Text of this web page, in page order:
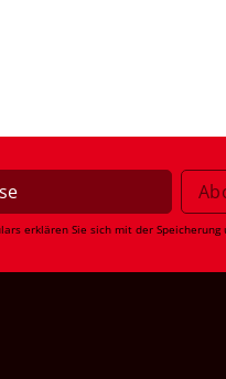
erklären Sie sich mit der